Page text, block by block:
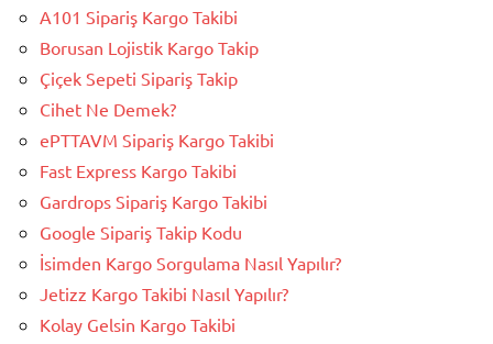
A101 Sipariş Kargo Takibi
Borusan Lojistik Kargo Takip
Çiçek Sepeti Sipariş Takip
Cihet Ne Demek?
ePTTAVM Sipariş Kargo Takibi
Fast Express Kargo Takibi
Gardrops Sipariş Kargo Takibi
Google Sipariş Takip Kodu
İsimden Kargo Sorgulama Nasıl Yapılır?
Jetizz Kargo Takibi Nasıl Yapılır?
Kolay Gelsin Kargo Takibi